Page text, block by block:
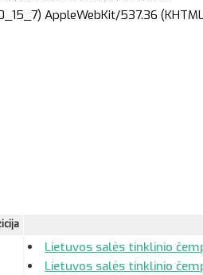
AppleWebKit/537.36
Lietuvos salės tinklinio
Lietuvos salės tinklinio